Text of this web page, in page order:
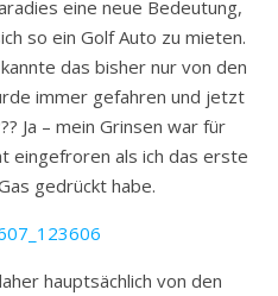
eine neue Bedeutung,
so ein Golf Auto zu mieten.
das bisher nur von den
immer gefahren und jetzt
Ja – mein Grinsen war für
eingefroren als ich das erste
gedrückt habe.
hauptsächlich von den